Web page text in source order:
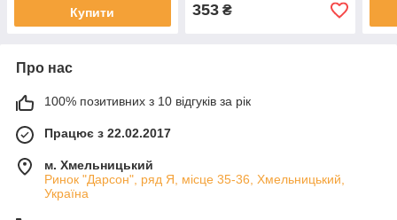
Купити 353₴
Про нас
100% позитивних з 10 відгуків за рік
Працює з 22.02.2017
м. Хмельницький
Ринок "Дарсон", ряд Я, місце 35-36, Хмельницький,
Україна